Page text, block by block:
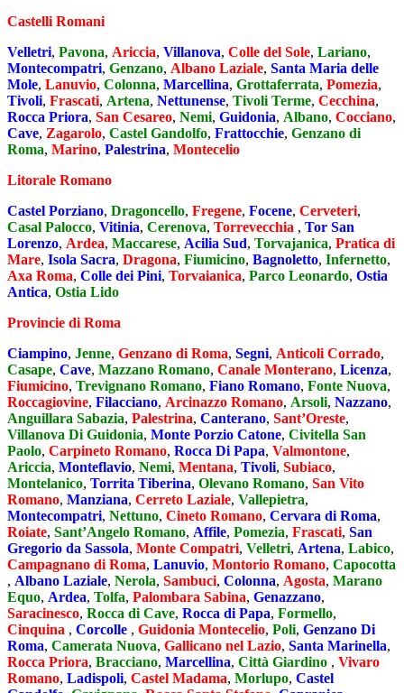
Castelli Romani
Velletri, Pavona, Ariccia, Villanova, Colle del Sole, Lariano,
Montecompatri, Genzano, Albano Laziale, Santa Maria delle
Mole, Lanuvio, Colonna, Marcellina, Grottaferrata, Pomezia,
Tivoli, Frascati, Artena, Nettunense, Tivoli Terme, Cecchina,
Rocca Priora, San Cesareo, Nemi, Guidonia, Albano, Cocciano,
Cave, Zagarolo, Castel Gandolfo, Frattocchie, Genzano di
Roma, Marino, Palestrina, Montecelio
Litorale Romano
Castel Porziano, Dragoncello, Fregene, Focene, Cerveteri,
Casal Palocco, Vitinia, Cerenova, Torrevecchia , Tor San
Lorenzo, Ardea, Maccarese, Acilia Sud, Torvajanica, Pratica di
Mare, Isola Sacra, Dragona, Fiumicino, Bagnoletto, Infernetto,
Axa Roma, Colle dei Pini, Torvaianica, Parco Leonardo, Ostia
Antica, Ostia Lido
Provincie di Roma
Ciampino, Jenne, Genzano di Roma, Segni, Anticoli Corrado,
Casape, Cave, Mazzano Romano, Canale Monterano, Licenza,
Fiumicino, Trevignano Romano, Fiano Romano, Fonte Nuova,
Roccagiovine, Filacciano, Arcinazzo Romano, Arsoli, Nazzano,
Anguillara Sabazia, Palestrina, Canterano, Sant’Oreste,
Villanova Di Guidonia, Monte Porzio Catone, Civitella San
Paolo, Carpineto Romano, Rocca Di Papa, Valmontone,
Ariccia, Monteflavio, Nemi, Mentana, Tivoli, Subiaco,
Montelanico, Torrita Tiberina, Olevano Romano, San Vito
Romano, Manziana, Cerreto Laziale, Vallepietra,
Montecompatri, Nettuno, Cineto Romano, Cervara di Roma,
Roiate, Sant’Angelo Romano, Affile, Pomezia, Frascati, San
Gregorio da Sassola, Monte Compatri, Velletri, Artena, Labico,
Campagnano di Roma, Lanuvio, Montorio Romano, Capocotta
, Albano Laziale, Nerola, Sambuci, Colonna, Agosta, Marano
Equo, Ardea, Tolfa, Palombara Sabina, Genazzano,
Saracinesco, Rocca di Cave, Rocca di Papa, Formello,
Cinquina , Corcolle , Guidonia Montecelio, Poli, Genzano Di
Roma, Camerata Nuova, Gallicano nel Lazio, Santa Marinella,
Rocca Priora, Bracciano, Marcellina, Città Giardino , Vivaro
Romano, Ladispoli, Castel Madama, Morlupo, Castel